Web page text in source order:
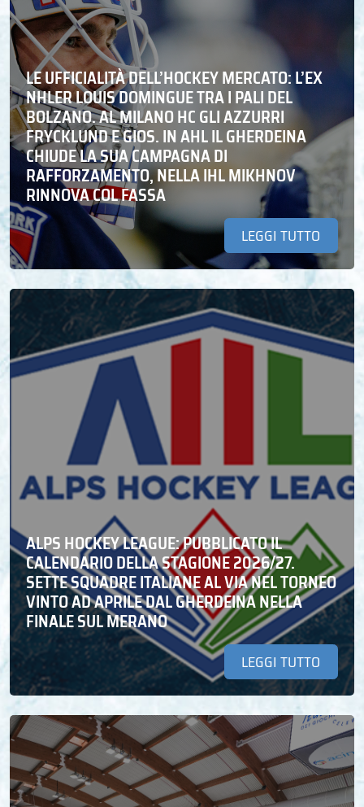
LE UFFICIALITÀ DELL’HOCKEY MERCATO: L’EX
NHLER LOUIS DOMINGUE TRA I PALI DEL
BOLZANO. AL MILANO HC GLI AZZURRI
FRYCKLUND E GIOS. IN AHL IL GHERDEINA
CHIUDE LA SUA CAMPAGNA DI
RAFFORZAMENTO, NELLA IHL MIKHNOV
RINNOVA COL FASSA
LEGGI TUTTO
ALPS HOCKEY LEAGUE: PUBBLICATO IL
CALENDARIO DELLA STAGIONE 2026/27.
SETTE SQUADRE ITALIANE AL VIA NEL TORNEO
VINTO AD APRILE DAL GHERDEINA NELLA
FINALE SUL MERANO
LEGGI TUTTO